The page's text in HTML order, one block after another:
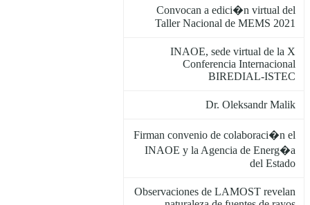
Convocan a edici�n virtual del
Taller Nacional de MEMS 2021
INAOE, sede virtual de la X
Conferencia Internacional
BIREDIAL-ISTEC
Dr. Oleksandr Malik
Firman convenio de colaboraci�n el
INAOE y la Agencia de Energ�a
del Estado
Observaciones de LAMOST revelan